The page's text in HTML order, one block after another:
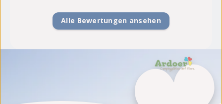
Alle Bewertungen ansehen